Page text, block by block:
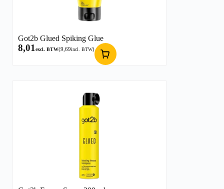
Got2b Glued Spiking Glue
8,01 excl. BTW(9,69incl. BTW)